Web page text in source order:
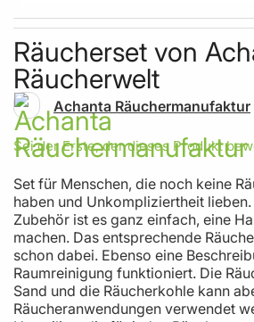
Skip to the beginning of the images
Räucherset von
Räucherwelt
Achanta Räuchermanufaktur
Sei der Erste, der dieses Produkt
Set für Menschen, die noch keine
haben und Unkompliziertheit
Zubehör ist es ganz einfach, eine
machen. Das entsprechende
schon dabei. Ebenso eine
Raumreinigung funktioniert. Die
Sand und die Räucherkohle kann
Räucheranwendungen verwendet